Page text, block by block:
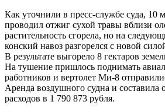
Как уточнили в пресс-службе суда, 10
проводил отжиг сухой травы вблизи
растительность сгорела, но на
конский навоз разгорелся с новой
В результате выгорело 8 гектаров
На тушение пришлось поднимать
работников и вертолет Ми-8
Аренда воздушного судна и составила
расходов в 1 790 873 рубля.